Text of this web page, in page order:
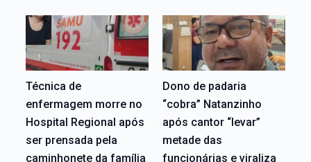
Técnica de
enfermagem morre no
Hospital Regional após
ser prensada pela
caminhonete da família
Dono de padaria
“cobra” Natanzinho
após cantor “levar”
metade das
funcionárias e viraliza